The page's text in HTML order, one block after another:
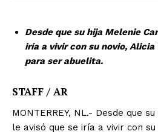
Desde que su hija Melenie
iría a vivir con su novio,
para ser abuelita.
STAFF / AR
MONTERREY, NL.- Desde que
le avisó que se iría a vivir con